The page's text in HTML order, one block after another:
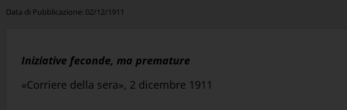
Data di Pubblicazione: 02/12/1911
Iniziative feconde, ma premature
«Corriere della sera», 2 dicembre 1911